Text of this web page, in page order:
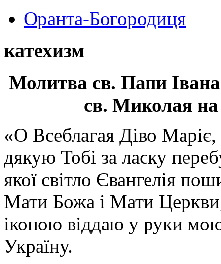
Оранта-Богородиця
катехизм
Молитва св. Папи
св. Миколая на
«О Всеблагая Діво
дякую Тобі за ласку
якої світло Євангелія
Мати Божа і Мати
іконою віддаю у руки
Україну.